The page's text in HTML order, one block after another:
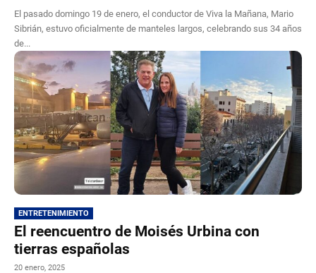
El pasado domingo 19 de enero, el conductor de Viva la Mañana, Mario
Sibrián, estuvo oficialmente de manteles largos, celebrando sus 34 años
de...
ENTRETENIMIENTO
El reencuentro de Moisés Urbina con
tierras españolas
20 enero, 2025